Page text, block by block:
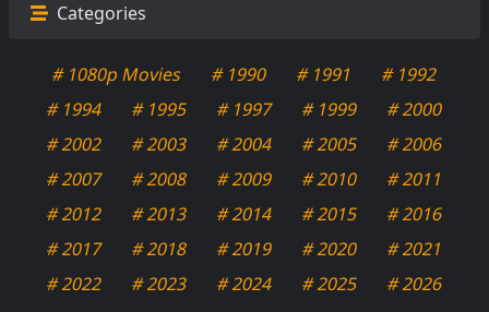
Categories
# 1080p Movies # 1990 # 1991
# 1992
# 1994
# 1995 # 1997 # 1999
# 2000
# 2002
# 2003 # 2004 # 2005
# 2006
# 2007
# 2008 # 2009 # 2010
# 2011
# 2012
# 2013 # 2014 # 2015
# 2016
# 2017
# 2018 # 2019 # 2020
# 2021
# 2022
# 2023 # 2024 # 2025
# 2026